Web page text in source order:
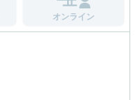
オンライン